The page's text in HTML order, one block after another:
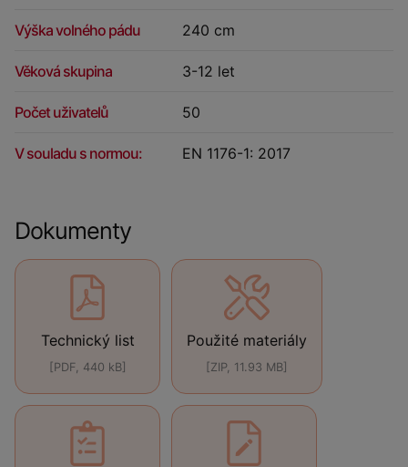
Výška volného pádu 240 cm
Věková skupina 3-12 let
Počet uživatelů 50
V souladu s normou: EN 1176-1: 2017
Dokumenty
Technický list
[PDF, 440 kB]
Použité materiály
[ZIP, 11.93 MB]